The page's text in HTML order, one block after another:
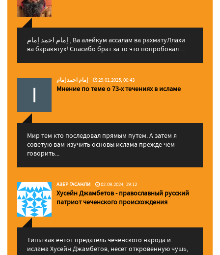
إمام احمد إمام , Ва алейкум ассалам ва рахматуЛлахи
ва баракятух! Спасибо брат за то что попробовал ...
إمام احمد إمام 29.01.2025, 00:43
Мнение по теме о 73-х течениях в исламе
Мир тем кто последовал прямым путем. А затем я
советую вам изучить основы ислама прежде чем
говорить...
АЗЕР ГАСАНЛИ 02.09.2024, 19:12
Хусейн Джамбетов - православный русский
патриот чеченского происхождения
Типы как ентот предатель чеченского народа и
ислама Хусейн Джамбетов, несет откровенную чушь,